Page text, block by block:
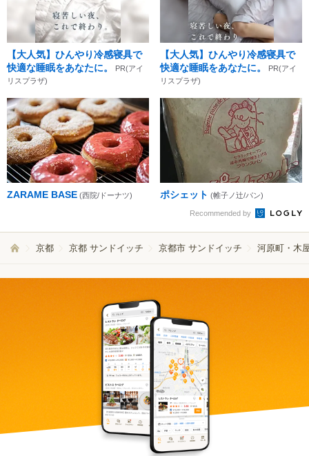
【大人気】ひんやり冷感寝具で
快適な睡眠をあなたに。
PR(アイ
リスプラザ)
【大人気】ひんやり冷感寝具で
快適な睡眠をあなたに。
PR(アイ
リスプラザ)
ZARAME BASE (西院/ドーナツ) ポシェット (帷子ノ辻/パン)
Recommended by
京都 京都 サンドイッチ 京都市 サンドイッチ 河原町・木